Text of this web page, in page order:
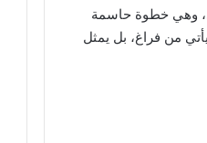
وهي خطوة حاسمة
النووي لعام 2015. هذا التحرك لا يأتي من فراغ، بل يمثل